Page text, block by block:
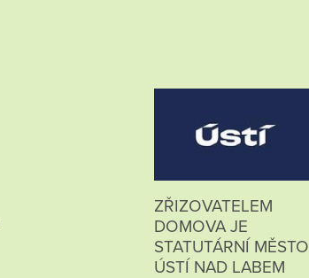
ZŘIZOVATELEM
DOMOVA JE
STATUTÁRNÍ MĚSTO
ÚSTÍ NAD LABEM